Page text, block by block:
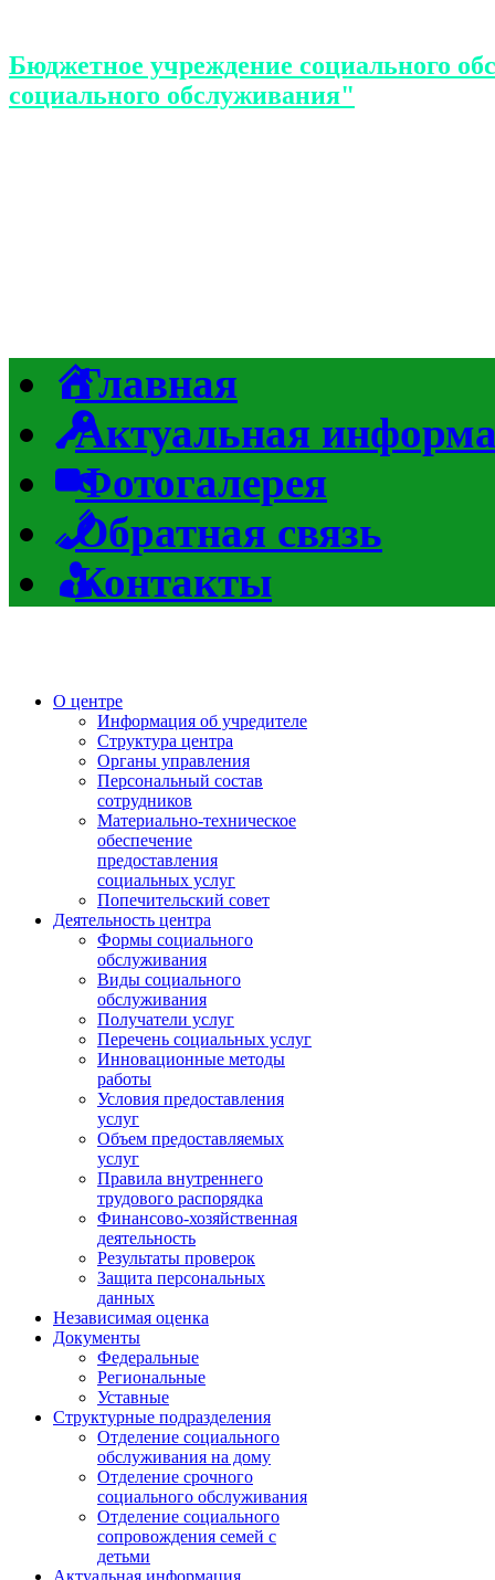
Бюджетное учреждение социального
социального обслуживания"
Главная
Актуальная
Фотогалерея
Обратная связь
Контакты
О центре
Информация об учредителе
Структура центра
Органы управления
Персональный состав
сотрудников
Материально-техническое
обеспечение
предоставления
социальных услуг
Попечительский совет
Деятельность центра
Формы социального
обслуживания
Виды социального
обслуживания
Получатели услуг
Перечень социальных услуг
Инновационные методы
работы
Условия предоставления
услуг
Объем предоставляемых
услуг
Правила внутреннего
трудового распорядка
Финансово-хозяйственная
деятельность
Результаты проверок
Защита персональных
данных
Независимая оценка
Документы
Федеральные
Региональные
Уставные
Структурные подразделения
Отделение социального
обслуживания на дому
Отделение срочного
социального обслуживания
Отделение социального
сопровождения семей с
детьми
Актуальная информация